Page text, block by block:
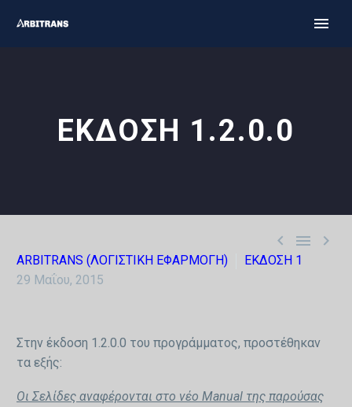
ΕΚΔΟΣΗ 1.2.0.0
  
ARBITRANS (ΛΟΓΙΣΤΙΚΗ ΕΦΑΡΜΟΓΗ)
ΕΚΔΟΣΗ 1
29 Μαΐου, 2015
Στην έκδοση 1.2.0.0 του προγράμματος, προστέθηκαν
τα εξής:
Οι Σελίδες αναφέρονται στο νέο Manual της παρούσας